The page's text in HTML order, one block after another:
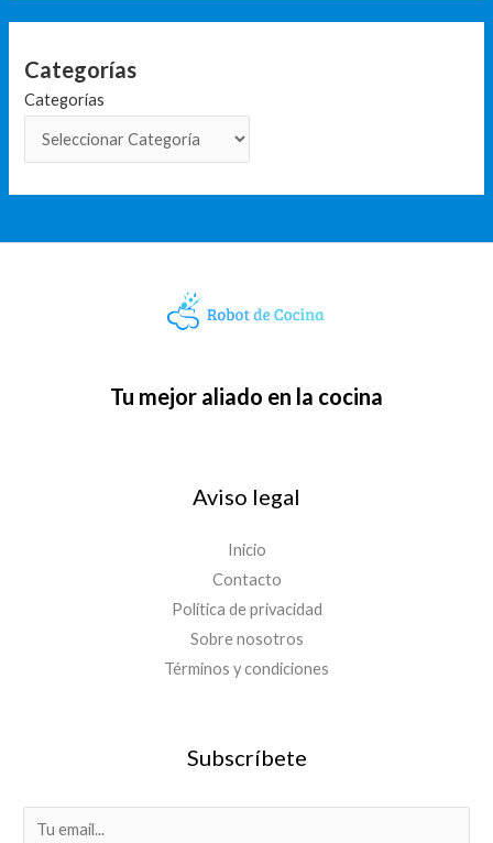
Categorías
Categorías
Tu mejor aliado en la cocina
Aviso legal
Inicio
Contacto
Política de privacidad
Sobre nosotros
Términos y condiciones
Subscríbete